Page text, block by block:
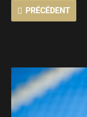
PRÉCÉDENT